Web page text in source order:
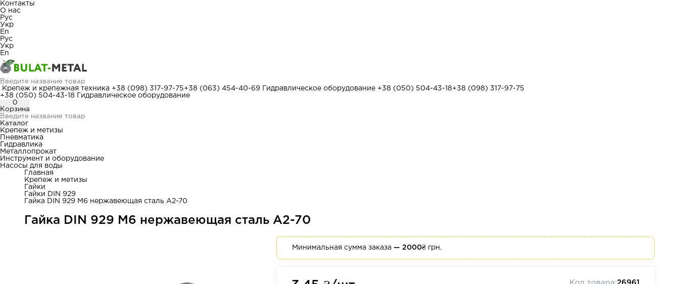
Контакты
О нас
Рус
Укр
En
Рус
Укр
En
Крепеж и крепежная техника +38 (098) 317-97-75+38 (063) 454-40-69 Гидравлическое оборудование +38 (050) 504-43-18+38 (098) 317-97-75
+38 (050) 504-43-18
Гидравлическое оборудование
0
Корзина
Каталог
Крепеж и метизы
Пневматика
Гидравлика
Металлопрокат
Инструмент и оборудование
Насосы для воды
Главная
Крепеж и метизы
Гайки
Гайки DIN 929
Гайка DIN 929 М6 нержавеющая сталь A2-70
Гайка DIN 929 М6 нержавеющая сталь A2-70
Минимальная сумма заказа— 2000₴ грн.